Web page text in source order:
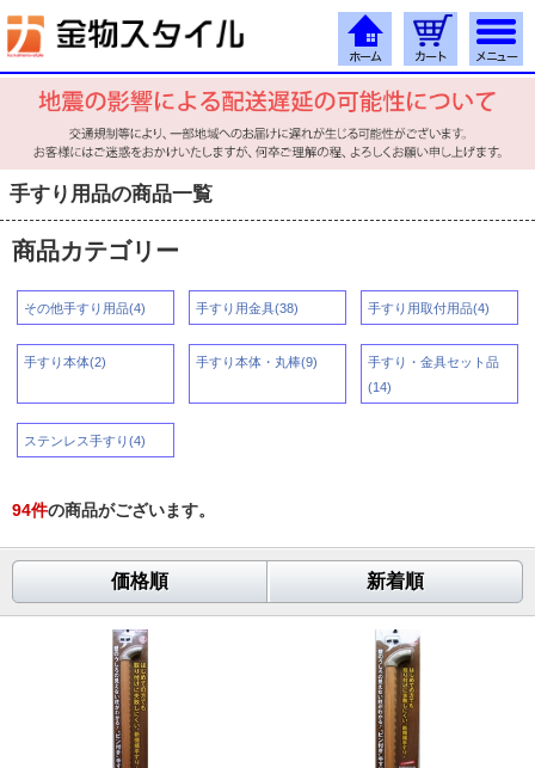
手すり用品の商品一覧
商品カテゴリー
その他手すり用品(4) 手すり用金具(38) 手すり用取付用品(4)
手すり本体(2) 手すり本体・丸棒(9)
手すり・金具セット品
(14)
ステンレス手すり(4)
94件の商品がございます。
価格順 新着順